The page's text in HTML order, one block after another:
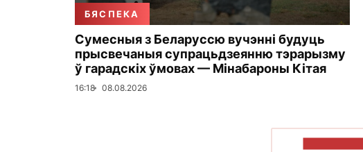
БЯСПЕКА
Сумесныя з Беларуссю вучэнні будуць
прысвечаныя супрацьдзеянню тэрарызму
ў гарадскіх ўмовах — Мінабароны Кітая
16:18 08.08.2026